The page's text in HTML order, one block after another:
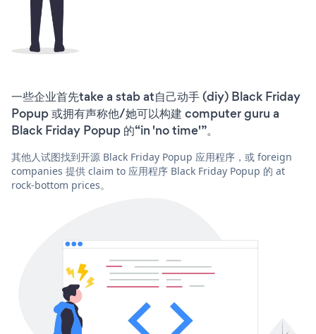
一些企业首先take a stab at自己动手 (diy) Black Friday
Popup 或拥有声称他/她可以构建 computer guru a
Black Friday Popup 的“in 'no time'”。
其他人试图找到开源 Black Friday Popup 应用程序，或 foreign
companies 提供 claim to 应用程序 Black Friday Popup 的 at
rock-bottom prices。